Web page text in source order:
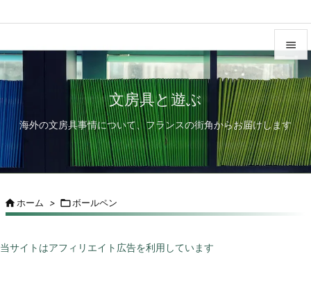
文房具と遊ぶ
海外の文房具事情について、フランスの街角からお届けします


メニュ

前へ

次へ
ホーム > ボールペン
当サイトはアフィリエイト広告を利用しています